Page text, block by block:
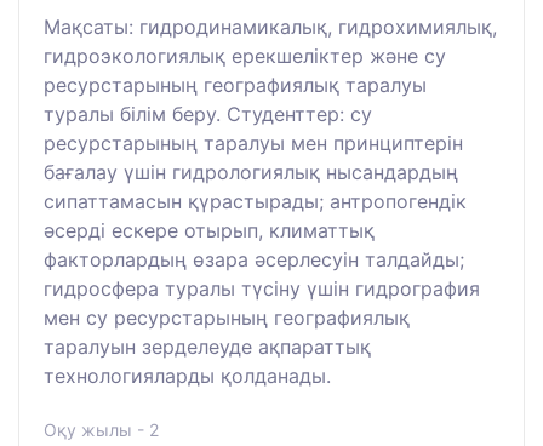
Мақсаты: гидродинамикалық, гидрохимиялық,
гидроэкологиялық ерекшеліктер және су
ресурстарының географиялық таралуы
туралы білім беру. Студенттер: су
ресурстарының таралуы мен принциптерін
бағалау үшін гидрологиялық нысандардың
сипаттамасын қүрастырады; антропогендік
әсерді ескере отырып, климаттық
факторлардың өзара әсерлесуін талдайды;
гидросфера туралы түсіну үшін гидрография
мен су ресурстарының географиялық
таралуын зерделеуде ақпараттық
технологияларды қолданады.
Оқу жылы - 2